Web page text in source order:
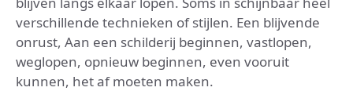
verschillende technieken of stijlen. Een blijvende
onrust, Aan een schilderij beginnen, vastlopen,
weglopen, opnieuw beginnen, even vooruit
kunnen, het af moeten maken.